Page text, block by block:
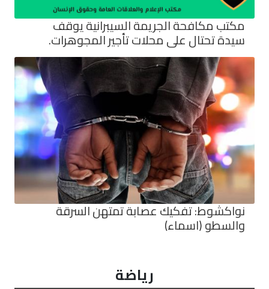
مكتب مكافحة الجريمة السيبرانية يوقف
سيدة تحتال على محلات تأجير المجوهرات.
نواكشوط: تفكيك عصابة تمتهن السرقة
والسطو (اسماء)
رياضة